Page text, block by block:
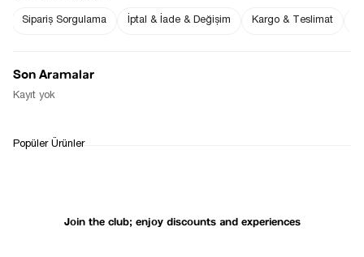
RETURN AND EXCHANGE
Join the club; enjoy discounts and experiences
Sipariş Sorgulama İptal & İade & Değişim Kargo & Teslimat
Son Aramalar
Kayıt yok
Popüler Ürünler